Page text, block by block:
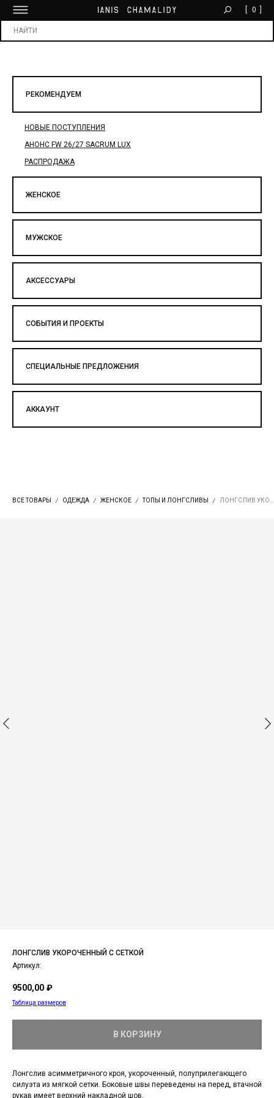
0
РЕКОМЕНДУЕМ
НОВЫЕ ПОСТУПЛЕНИЯ
АНОНС FW 26/27 SACRUM LUX
РАСПРОДАЖА
ЖЕНСКОЕ
МУЖСКОЕ
АКСЕССУАРЫ
СОБЫТИЯ И ПРОЕКТЫ
СПЕЦИАЛЬНЫЕ ПРЕДЛОЖЕНИЯ
АККАУНТ
ВСЕ ТОВАРЫ ОДЕЖДА ЖЕНСКОЕ ТОПЫ И ЛОНГСЛИВЫ
ЛОНГСЛИВ УКОРОЧЕННЫЙ С СЕТКОЙ
Артикул:
9500,00 ₽
Таблица размеров
В КОРЗИНУ
Лонгслив асимметричного кроя, укороченный, полуприлегающего
силуэта из мягкой сетки. Боковые швы переведены на перед, втачной
рукав имеет верхний накладной шов.